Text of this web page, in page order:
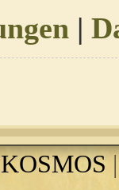
|
KOSMOS